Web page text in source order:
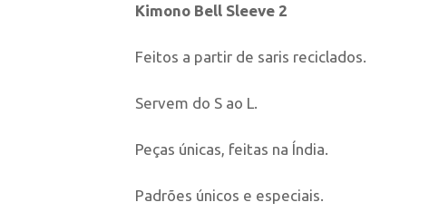
Kimono Bell Sleeve 2
Feitos a partir de saris reciclados.
Servem do S ao L.
Peças únicas, feitas na Índia.
Padrões únicos e especiais.